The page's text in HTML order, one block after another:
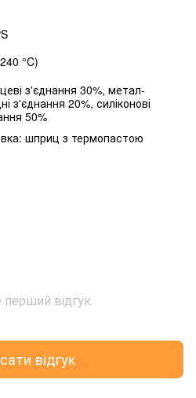
°C)
з'єднання 30%, метал-
з'єднання 20%, силіконові
50%
шприц з термопастою
відгук
відгук